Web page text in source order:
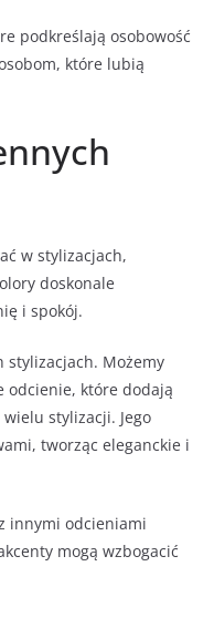
podkreślają osobowość
które lubią
w stylizacjach,
doskonale
i spokój.
stylizacjach. Możemy
odcienie, które dodają
stylizacji. Jego
tworząc eleganckie i
innymi odcieniami
mogą wzbogacić